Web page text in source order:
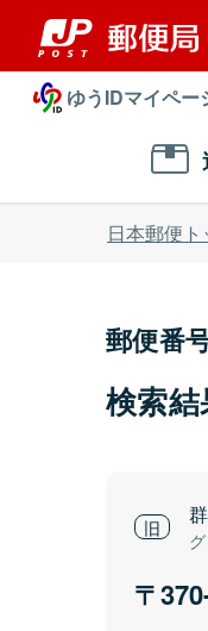
ゆうIDマイペー
日本郵便ト
郵便番
検索